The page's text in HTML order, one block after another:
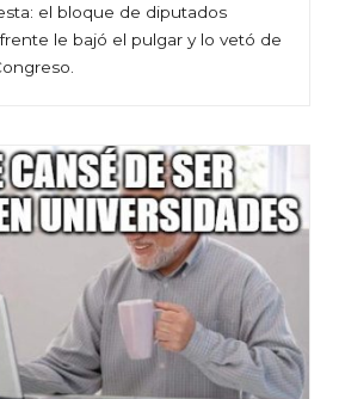
el bloque de diputados
le bajó el pulgar y lo vetó de